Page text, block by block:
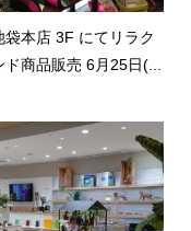
袋本店 3F にてリラク
ド商品販売 6月25日(...